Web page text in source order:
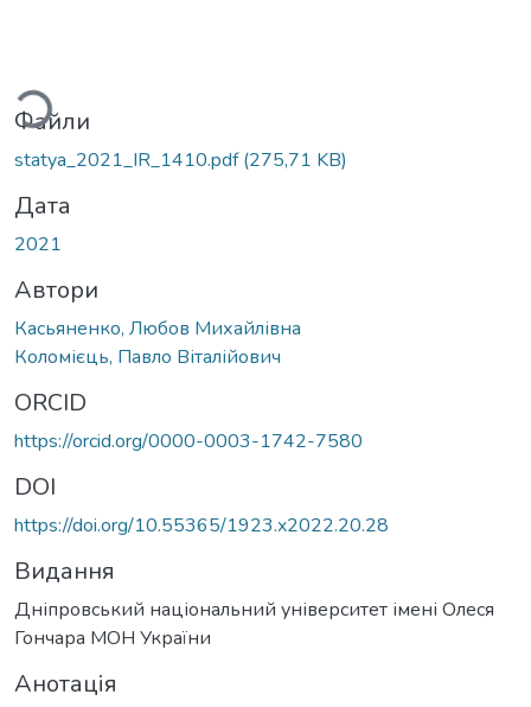
Вантажиться...
Файли
statya_2021_IR_1410.pdf(275,71 KB)
Дата
2021
Автори
Касьяненко, Любов Михайлівна
Коломієць, Павло Віталійович
ORCID
https://orcid.org/0000-0003-1742-7580
DOI
https://doi.org/10.55365/1923.x2022.20.28
Видання
Дніпровський національний університет імені Олеся
Гончара МОН України
Анотація